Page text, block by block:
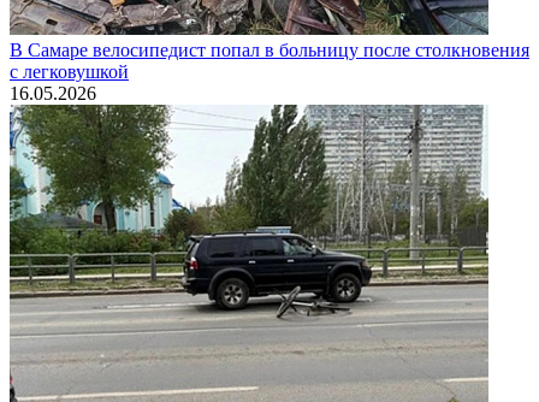
В Самаре велосипедист попал в больницу после столкновения
с легковушкой
16.05.2026